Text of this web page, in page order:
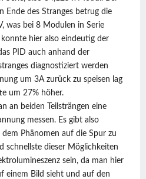
Ende des Stranges betrug die
was bei 8 Modulen in Serie
hier also eindeutig der
PID auch anhand der
diagnostiziert werden
um 3A zurück zu speisen lag
um 27% höher.
an beiden Teilsträngen eine
messen. Es gibt also
Phänomen auf die Spur zu
schnellste dieser Möglichkeiten
sein, da man hier
einem Bild sieht und auf den